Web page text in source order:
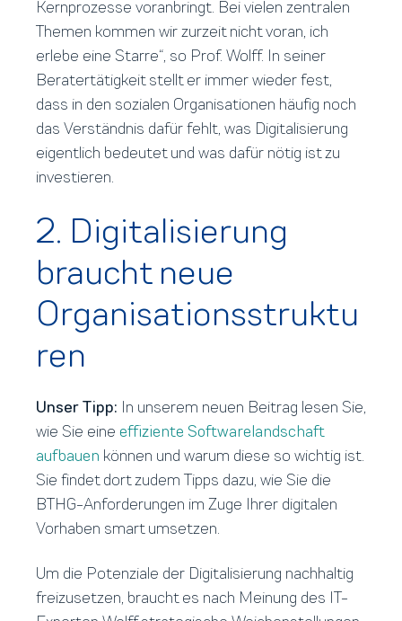
Kernprozesse voranbringt. Bei vielen zentralen
Themen kommen wir zurzeit nicht voran, ich
erlebe eine Starre“, so Prof. Wolff. In seiner
Beratertätigkeit stellt er immer wieder fest,
dass in den sozialen Organisationen häufig noch
das Verständnis dafür fehlt, was Digitalisierung
eigentlich bedeutet und was dafür nötig ist zu
investieren.
2. Digitalisierung
braucht neue
Organisationsstruktu
ren
Unser Tipp: In unserem neuen Beitrag lesen Sie,
wie Sie eine effiziente Softwarelandschaft
aufbauen können und warum diese so wichtig ist.
Sie findet dort zudem Tipps dazu, wie Sie die
BTHG-Anforderungen im Zuge Ihrer digitalen
Vorhaben smart umsetzen.
Um die Potenziale der Digitalisierung nachhaltig
freizusetzen, braucht es nach Meinung des IT-